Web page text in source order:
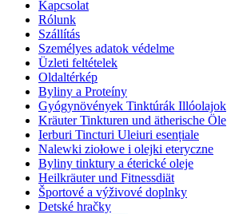
Kapcsolat
Rólunk
Szállítás
Személyes adatok védelme
Üzleti feltételek
Oldaltérkép
Byliny a Proteíny
Gyógynövények Tinktúrák Illóolajok
Kräuter Tinkturen und ätherische Öle
Ierburi Tincturi Uleiuri esențiale
Nalewki ziołowe i olejki eteryczne
Byliny tinktury a éterické oleje
Heilkräuter und Fitnessdiät
Športové a výživové doplnky
Detské hračky